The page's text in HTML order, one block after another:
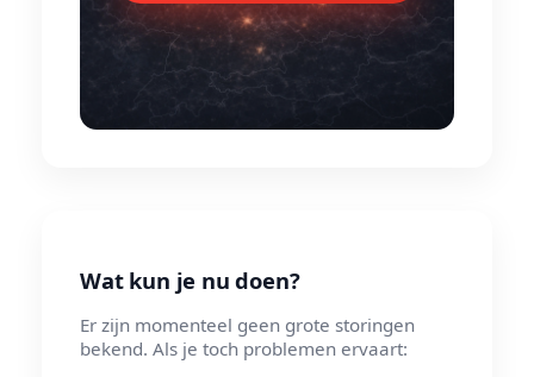
Wat kun je nu doen?
Er zijn momenteel geen grote storingen
bekend. Als je toch problemen ervaart: